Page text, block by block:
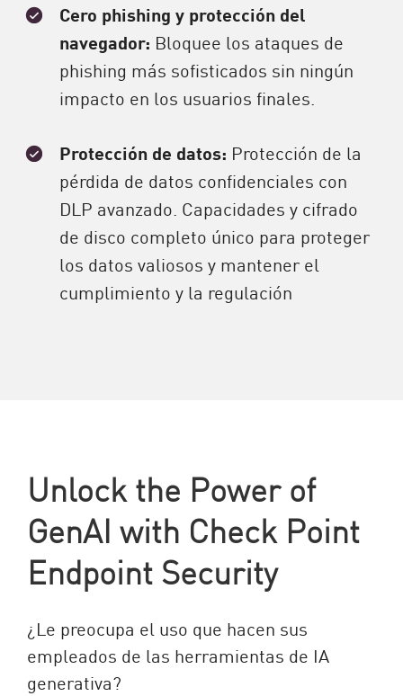
Cero phishing y protección del
navegador: Bloquee los ataques de
phishing más sofisticados sin ningún
impacto en los usuarios finales.
Protección de datos: Protección de la
pérdida de datos confidenciales con
DLP avanzado. Capacidades y cifrado
de disco completo único para proteger
los datos valiosos y mantener el
cumplimiento y la regulación
Unlock the Power of
GenAI with Check Point
Endpoint Security
¿Le preocupa el uso que hacen sus
empleados de las herramientas de IA
generativa?